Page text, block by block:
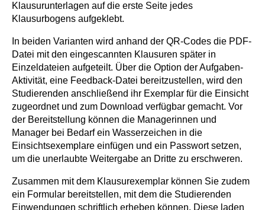
Klausurunterlagen auf die erste Seite jedes
Klausurbogens aufgeklebt.
In beiden Varianten wird anhand der QR-Codes die PDF-
Datei mit den eingescannten Klausuren später in
Einzeldateien aufgeteilt. Über die Option der Aufgaben-
Aktivität, eine Feedback-Datei bereitzustellen, wird den
Studierenden anschließend ihr Exemplar für die Einsicht
zugeordnet und zum Download verfügbar gemacht. Vor
der Bereitstellung können die Managerinnen und
Manager bei Bedarf ein Wasserzeichen in die
Einsichtsexemplare einfügen und ein Passwort setzen,
um die unerlaubte Weitergabe an Dritte zu erschweren.
Zusammen mit dem Klausurexemplar können Sie zudem
ein Formular bereitstellen, mit dem die Studierenden
Einwendungen schriftlich erheben können. Diese laden